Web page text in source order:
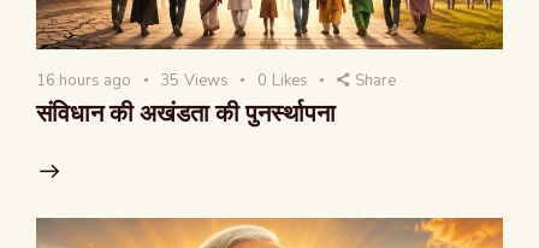
16 hours ago 35 Views 0 Likes Share
संविधान की अखंडता की पुनर्स्थापना